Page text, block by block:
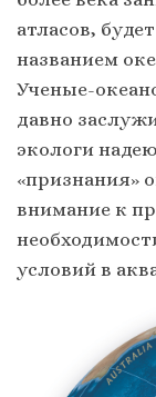
атласов,
названием
Ученые-
давно
экологи
«признания»
внимание к
условий в